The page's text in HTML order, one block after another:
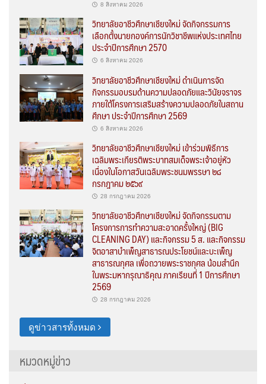
8 สิงหาคม 2026
วิทยาลัยอาชีวศึกษาเชียงใหม่ จัดกิจกรรมการ
เลือกตั้งนายกองค์การนักวิชาชีพแห่งประเทศไทย
ประจำปีการศึกษา 2570
6 สิงหาคม 2026
วิทยาลัยอาชีวศึกษาเชียงใหม่ ดำเนินการจัด
กิจกรรมอบรมด้านความปลอดภัยและวินัยจราจร
ภายใต้โครงการเสริมสร้างความปลอดภัยในสถาน
ศึกษา ประจำปีการศึกษา 2569
6 สิงหาคม 2026
วิทยาลัยอาชีวศึกษาเชียงใหม่ เข้าร่วมพิธีการ
เฉลิมพระเกียรติพระบาทสมเด็จพระเจ้าอยู่หัว
เนื่องในโอกาสวันเฉลิมพระชนมพรรษา ๒๘
กรกฎาคม ๒๕๖๙
28 กรกฎาคม 2026
วิทยาลัยอาชีวศึกษาเชียงใหม่ จัดกิจกรรมตาม
โครงการการทำความสะอาดครั้งใหญ่ (BIG
CLEANING DAY) และกิจกรรม 5 ส. และกิจกรรม
จิตอาสาบำเพ็ญสาธารณประโยชน์และบะเพ็ญ
สาธารณกุศล เพื่อถวายพระราชกุศล น้อมสำนึก
ในพระมหากรุณาธิคุณ ภาคเรียนที่ 1 ปีการศึกษา
2569
28 กรกฎาคม 2026
ดูข่าวสารทั้งหมด
หมวดหมู่ข่าว